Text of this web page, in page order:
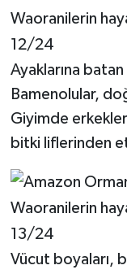
12/24
Ayaklarına
Bamenolular,
Giyimde
bitki liflerinden
13/24
Vücut boyaları,